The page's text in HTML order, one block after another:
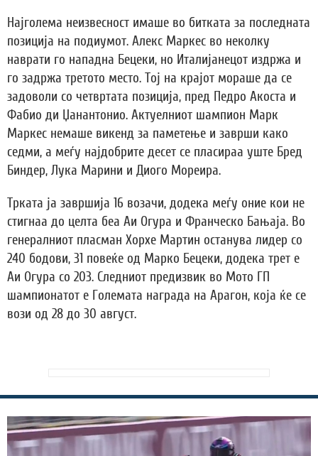
Најголема неизвесност имаше во битката за последната
позиција на подиумот. Алекс Маркес во неколку
наврати го нападна Бецеки, но Италијанецот издржа и
го задржа третото место. Toj на крајот мораше да се
задоволи со четвртата позиција, пред Педро Акоста и
Фабио ди Џанантонио. Актуелниот шампион Марк
Маркес немаше викенд за паметење и заврши како
седми, а меѓу најдобрите десет се пласираа уште Бред
Биндер, Лука Марини и Диого Мореира.
Трката ја завршија 16 возачи, додека меѓу оние кои не
стигнаа до целта беа Аи Огура и Франческо Бањаја. Во
генералниот пласман Хорхе Мартин останува лидер со
240 бодови, 31 повеќе од Марко Бецеки, додека трет е
Аи Огура со 203. Следниот предизвик во Мото ГП
шампионатот е Големата награда на Арагон, која ќе се
вози од 28 до 30 август.